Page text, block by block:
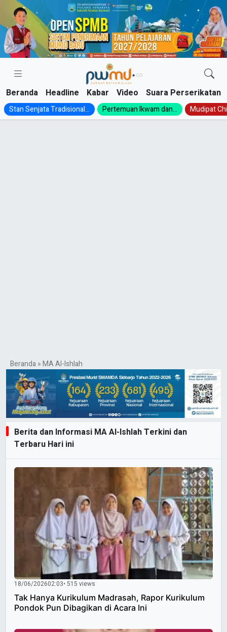
Skip
content
Beranda Headline Kabar Video Suara Perserikatan
Stan Senjata Tradisional... Pertemuan Ikwam dan... Mudipat
Beranda»MA Al-Ishlah
Berita dan Informasi MA Al-Ishlah Terkini dan
Terbaru Hari ini
18/06/202602:03• 515 views
Tak Hanya Kurikulum Madrasah, Rapor Kurikulum
Pondok Pun Dibagikan di Acara Ini